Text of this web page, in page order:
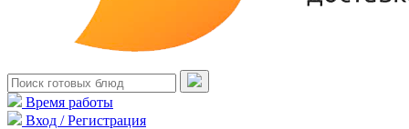
Время работы
Вход / Регистрация